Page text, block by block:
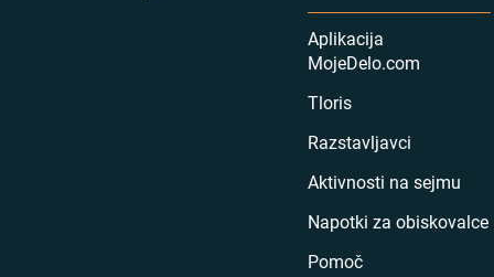
Aplikacija
MojeDelo.com
Tloris
Razstavljavci
Aktivnosti na sejmu
Napotki za obiskovalce
Pomoč